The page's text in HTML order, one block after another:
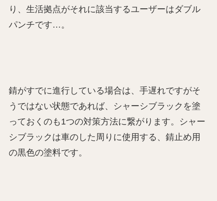
り、生活拠点がそれに該当するユーザーはダブル
パンチです…。
錆がすでに進行している場合は、手遅れですがそ
うではない状態であれば、シャーシブラックを塗
っておくのも1つの対策方法に繋がります。シャー
シブラックは車のした周りに使用する、錆止め用
の黒色の塗料です。